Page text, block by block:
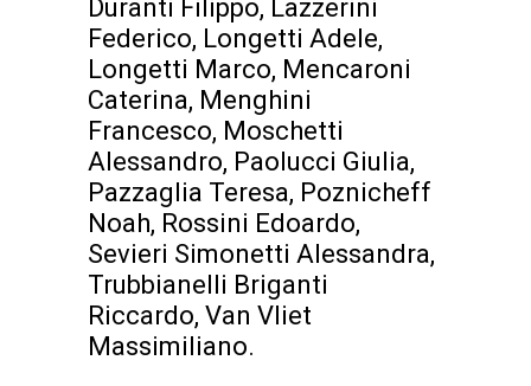
Duranti Filippo, Lazzerini
Federico, Longetti Adele,
Longetti Marco, Mencaroni
Caterina, Menghini
Francesco, Moschetti
Alessandro, Paolucci Giulia,
Pazzaglia Teresa, Poznicheff
Noah, Rossini Edoardo,
Sevieri Simonetti Alessandra,
Trubbianelli Briganti
Riccardo, Van Vliet
Massimiliano.